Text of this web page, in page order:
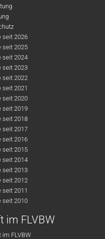
seit 2026
seit 2025
seit 2024
seit 2023
seit 2022
seit 2021
seit 2020
seit 2019
seit 2018
seit 2017
seit 2016
seit 2015
seit 2014
seit 2013
seit 2012
seit 2011
seit 2010
im FLVBW
FLVBW